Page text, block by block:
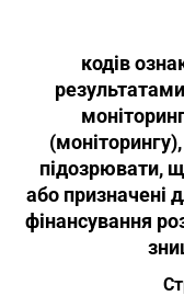
кодів
підозрювати,
або призначені
фінансування